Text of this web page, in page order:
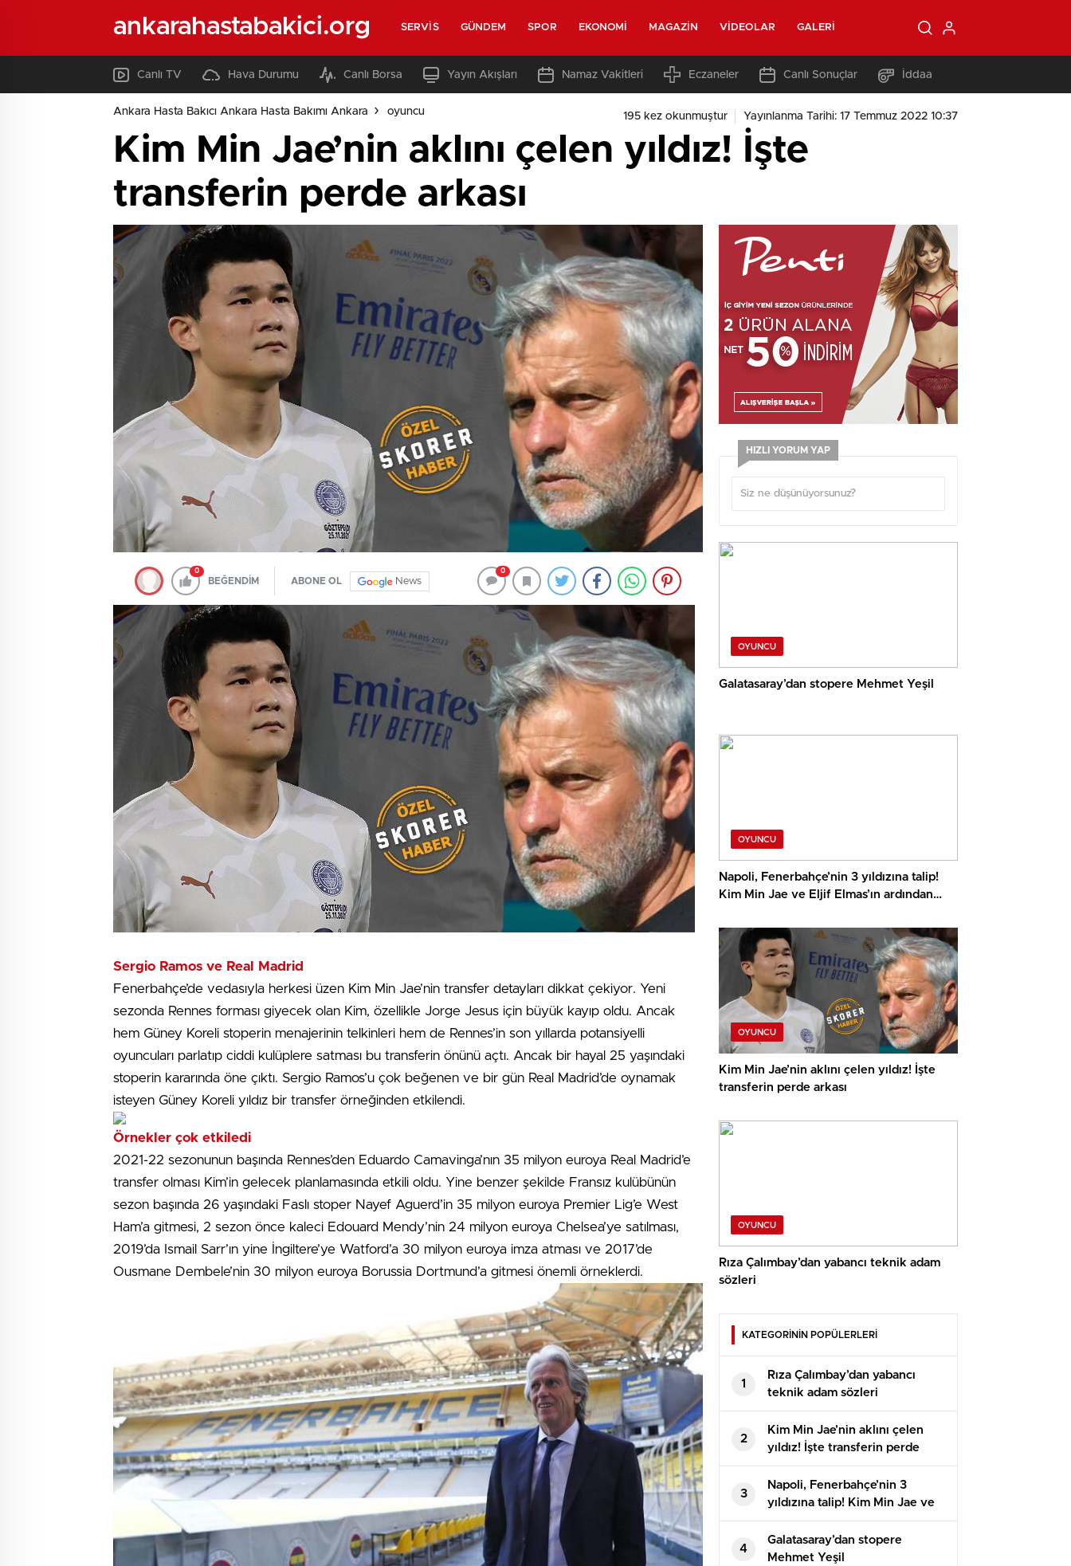
ankarahastabakici.org SERVIS GÜNDEM SPOR EKONOMI MAGAZIN VIDEOLAR GALERI
Canlı TV Hava Durumu Canlı Borsa Yayın Akışları Namaz Vakitleri Eczaneler Canlı Sonuçlar İddaa
Ankara Hasta Bakıcı Ankara Hasta Bakımı Ankara oyuncu 195 kez okunmuştur Yayınlanma Tarihi: 17 Temmuz 2022 10:37
Kim Min Jae’nin aklını çelen yıldız! İşte
transferin perde arkası
0
BEĞENDİM ABONE OL News
0
Sergio Ramos ve Real Madrid
Fenerbahçe’de vedasıyla herkesi üzen Kim Min Jae’nin transfer detayları dikkat çekiyor. Yeni
sezonda Rennes forması giyecek olan Kim, özellikle Jorge Jesus için büyük kayıp oldu. Ancak
hem Güney Koreli stoperin menajerinin telkinleri hem de Rennes’in son yıllarda potansiyelli
oyuncuları parlatıp ciddi kulüplere satması bu transferin önünü açtı. Ancak bir hayal 25 yaşındaki
stoperin kararında öne çıktı. Sergio Ramos’u çok beğenen ve bir gün Real Madrid’de oynamak
isteyen Güney Koreli yıldız bir transfer örneğinden etkilendi.
Örnekler çok etkiledi
2021-22 sezonunun başında Rennes’den Eduardo Camavinga’nın 35 milyon euroya Real Madrid’e
transfer olması Kim’in gelecek planlamasında etkili oldu. Yine benzer şekilde Fransız kulübünün
sezon başında 26 yaşındaki Faslı stoper Nayef Aguerd’in 35 milyon euroya Premier Lig’e West
Ham’a gitmesi, 2 sezon önce kaleci Edouard Mendy’nin 24 milyon euroya Chelsea’ye satılması,
2019’da Ismail Sarr’ın yine İngiltere’ye Watford’a 30 milyon euroya imza atması ve 2017’de
Ousmane Dembele’nin 30 milyon euroya Borussia Dortmund’a gitmesi önemli örneklerdi.
HIZLI YORUM YAP
OYUNCU
Galatasaray’dan stopere Mehmet Yeşil
OYUNCU
Napoli, Fenerbahçe’nin 3 yıldızına talip!
Kim Min Jae ve Eljif Elmas’ın ardından…
OYUNCU
Kim Min Jae’nin aklını çelen yıldız! İşte
transferin perde arkası
OYUNCU
Rıza Çalımbay’dan yabancı teknik adam
sözleri
KATEGORİNİN POPÜLERLERİ
1
Rıza Çalımbay’dan yabancı
teknik adam sözleri
2
Kim Min Jae’nin aklını çelen
yıldız! İşte transferin perde
arkası
3
Napoli, Fenerbahçe’nin 3
yıldızına talip! Kim Min Jae ve
Eljif Elmas’ın ardından…
4
Galatasaray’dan stopere
Mehmet Yeşil